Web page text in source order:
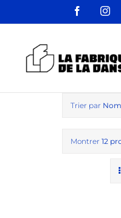
Facebook
Trier par Nom
Montrer 12